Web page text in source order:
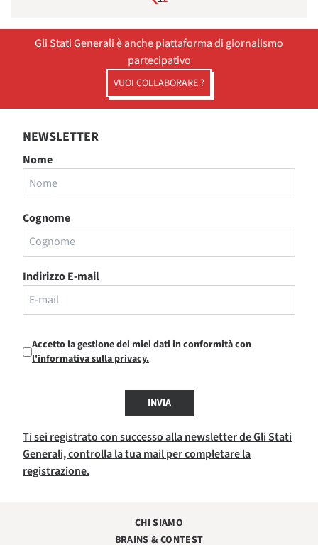
Gli Stati Generali è anche piattaforma di giornalismo
partecipativo
VUOI COLLABORARE ?
NEWSLETTER
Nome
Cognome
Indirizzo E-mail
Accetto la gestione dei miei dati in conformità con
l'informativa sulla privacy.
INVIA
Ti sei registrato con successo alla newsletter de Gli Stati
Generali, controlla la tua mail per completare la
registrazione.
CHI SIAMO
BRAINS & CONTEST